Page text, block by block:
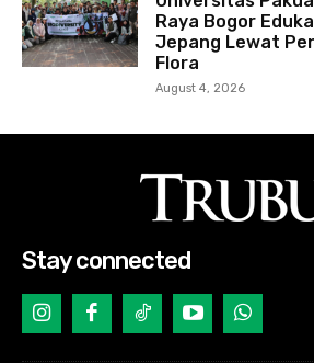
Raya Bogor
Jepang Lewat
Flora
August 4, 2026
Stay connected